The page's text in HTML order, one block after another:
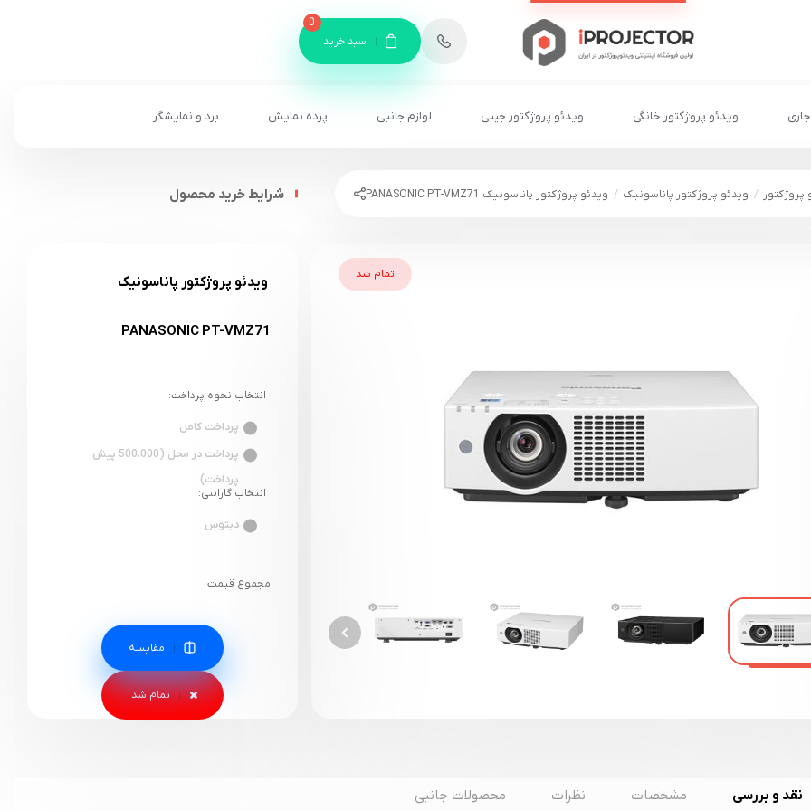
8
سبد خرید
0
ویدئو پروژکتور خانگی ویدئو پروژکتور جیبی لوازم جانبی پرده نمایش برد و نمایشگر
پروژکتور ویدئو پروژکتور پاناسونیک ویدئو پروژکتور پاناسونیک PANASONIC PT-VMZ71
تمام شد
شرایط خرید محصول
ویدئو پروژکتور پاناسونیک
PANASONIC PT-VMZ71
انتخاب نحوه پرداخت:
پرداخت کامل
پرداخت در محل (500.000 پیش
پرداخت)
انتخاب گارانتی:
دیتوس
مجموع قیمت
مقایسه
نقد و بررسی مشخصات نظرات محصولات جانبی